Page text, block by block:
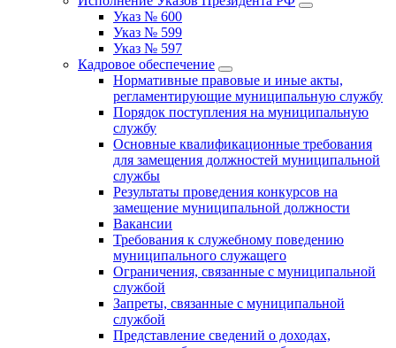
Указ № 600
Указ № 599
Указ № 597
Кадровое обеспечение
Нормативные правовые и иные акты,
регламентирующие муниципальную службу
Порядок поступления на муниципальную
службу
Основные квалификационные требования
для замещения должностей муниципальной
службы
Результаты проведения конкурсов на
замещение муниципальной должности
Вакансии
Требования к служебному поведению
муниципального служащего
Ограничения, связанные с муниципальной
службой
Запреты, связанные с муниципальной
службой
Представление сведений о доходах,